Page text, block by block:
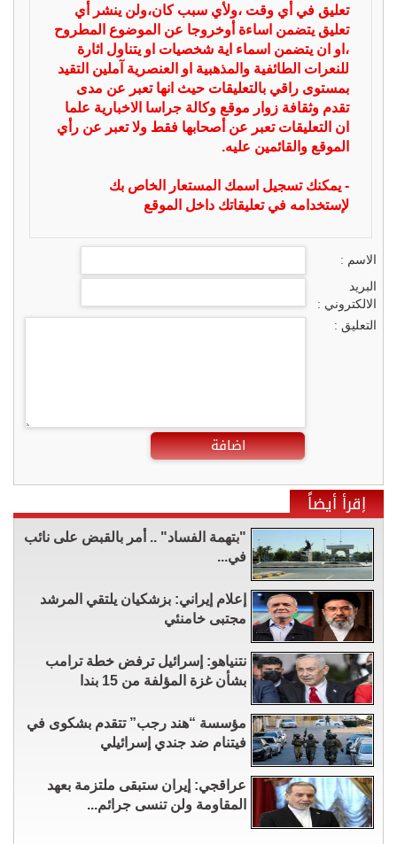
تعليق في أي وقت ،ولأي سبب كان،ولن ينشر أي
تعليق يتضمن اساءة أوخروجا عن الموضوع المطروح
،او ان يتضمن اسماء اية شخصيات او يتناول اثارة
للنعرات الطائفية والمذهبية او العنصرية آملين التقيد
بمستوى راقي بالتعليقات حيث انها تعبر عن مدى
تقدم وثقافة زوار موقع وكالة جراسا الاخبارية علما
ان التعليقات تعبر عن أصحابها فقط ولا تعبر عن رأي
الموقع والقائمين عليه.
- يمكنك تسجيل اسمك المستعار الخاص بك
لإستخدامه في تعليقاتك داخل الموقع
الاسم :
البريد
الالكتروني :
التعليق :
اضافة
إقرأ أيضاً
"بتهمة الفساد" .. أمر بالقبض على نائب
في...
إعلام إيراني: بزشكيان يلتقي المرشد
مجتبى خامنئي
نتنياهو: إسرائيل ترفض خطة ترامب
بشأن غزة المؤلفة من 15 بندا
مؤسسة “هند رجب” تتقدم بشكوى في
فيتنام ضد جندي إسرائيلي
عراقجي: إيران ستبقى ملتزمة بعهد
المقاومة ولن تنسى جرائم...